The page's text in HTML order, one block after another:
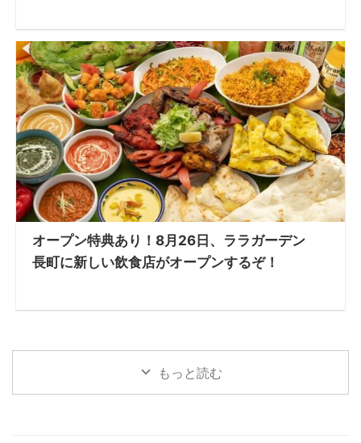
オープン特典あり！8月26日、ララガーデン
長町に新しい飲食店がオープンするぞ！
もっと読む